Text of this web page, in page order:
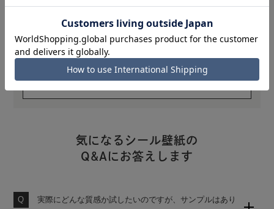
気になるシール壁紙の
Q&Aにお答えします
実際にどんな質感か試したいのですが、サンプルはあり